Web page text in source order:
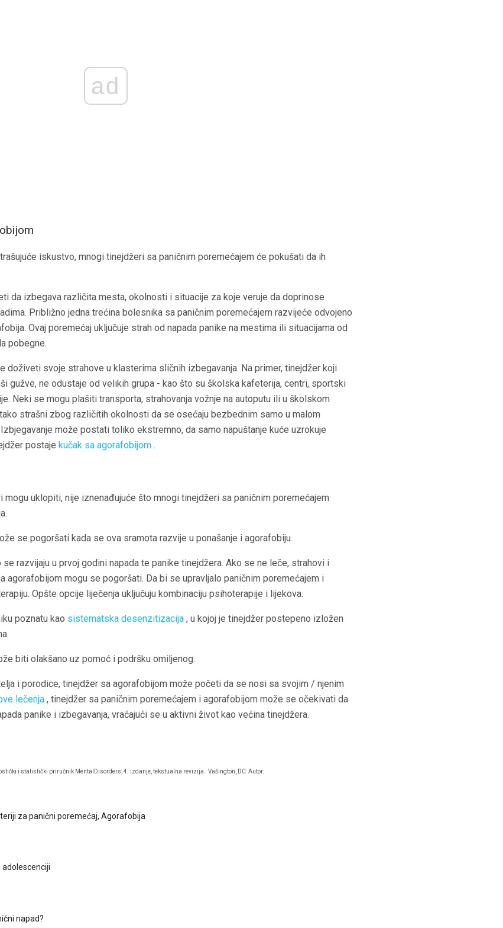
ad
iskustvo, mnogi tinejdžeri sa paničnim poremećajem će pokušati da ih
da izbegava različita mesta, okolnosti i situacije za koje veruje da doprinose
Približno jedna trećina bolesnika sa paničnim poremećajem razvijeće odvojeno
Ovaj poremećaj uključuje strah od napada panike na mestima ili situacijama od
pobegne.
doživeti svoje strahove u klasterima sličnih izbegavanja. Na primer, tinejdžer koji
gužve, ne odustaje od velikih grupa - kao što su školska kafeterija, centri, sportski
Neki se mogu plašiti transporta, strahovanja vožnje na autoputu ili u školskom
strašni zbog različitih okolnosti da se osećaju bezbednim samo u malom
može postati toliko ekstremno, da samo napuštanje kuće uzrokuje
postaje kučak sa agorafobijom .
uklopiti, nije iznenađujuće što mnogi tinejdžeri sa paničnim poremećajem
se pogoršati kada se ova sramota razvije u ponašanje i agorafobiju.
razvijaju u prvoj godini napada te panike tinejdžera. Ako se ne leče, strahovi i
agorafobijom mogu se pogoršati. Da bi se upravljalo paničnim poremećajem i
Opšte opcije liječenja uključuju kombinaciju psihoterapije i lijekova.
​​poznatu kao sistematska desenzitizacija , u kojoj je tinejdžer postepeno izložen
biti olakšano uz pomoć i podršku omiljenog.
i porodice, tinejdžer sa agorafobijom može početi da se nosi sa svojim / njenim
lečenja , tinejdžer sa paničnim poremećajem i agorafobijom može se očekivati ​​da
panike i izbegavanja, vraćajući se u aktivni život kao većina tinejdžera.
i statistički priručnik MentalDisorders, 4. izdanje, tekstualna revizija. Vašington, DC: Autor.
za panični poremećaj, Agorafobija
adolescenciji
napad?